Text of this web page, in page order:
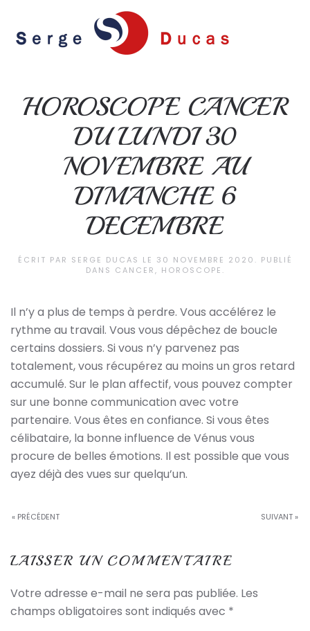
Skip to main content
HOROSCOPE CANCER
DU LUNDI 30
NOVEMBRE AU
DIMANCHE 6
DECEMBRE
ÉCRIT PAR SERGE DUCAS LE 30 NOVEMBRE 2020 . PUBLIÉ
DANS CANCER, HOROSCOPE .
Il n’y a plus de temps à perdre. Vous accélérez le
rythme au travail. Vous vous dépêchez de boucle
certains dossiers. Si vous n’y parvenez pas
totalement, vous récupérez au moins un gros retard
accumulé. Sur le plan affectif, vous pouvez compter
sur une bonne communication avec votre
partenaire. Vous êtes en confiance. Si vous êtes
célibataire, la bonne influence de Vénus vous
procure de belles émotions. Il est possible que vous
ayez déjà des vues sur quelqu’un.
« PRÉCÉDENT SUIVANT »
LAISSER UN COMMENTAIRE
Votre adresse e-mail ne sera pas publiée. Les
champs obligatoires sont indiqués avec *